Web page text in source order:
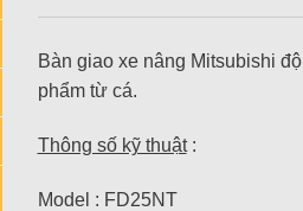
Bàn giao xe nâng Mitsubishi
phẩm từ cá.
Thông số kỹ thuật:
Model : FD25NT